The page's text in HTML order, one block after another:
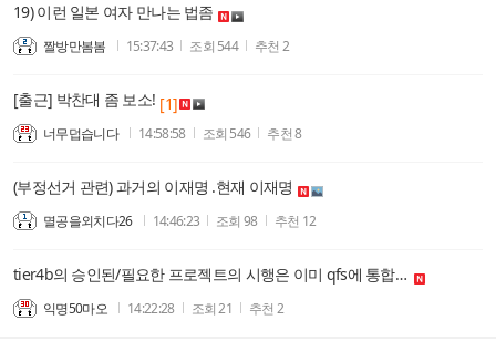
19) 이런 일본 여자 만나는 법좀
짤방만봄봄 15:37:43 조회 544 추천 2
[출근] 박찬대 좀 보소! [1]
너무덥습니다 14:58:58 조회 546 추천8
(부정선거 관련) 과거의 이재명 .현재 이재명
멸공을외치다26 14:46:23 조회 98 추천 12
tier4b의 승인된/필요한 프로젝트의 시행은 이미 qfs에 통합되어서 사회 곳곳에서 변화가 나타나고 있음.
익명50마오 14:22:28 조회21 추천 2